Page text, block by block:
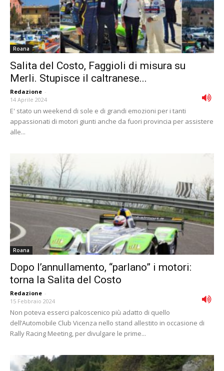
Roana
Salita del Costo, Faggioli di misura su
Merli. Stupisce il caltranese...
Redazione -
14 Aprile 2024
E' stato un weekend di sole e di grandi emozioni per i tanti
appassionati di motori giunti anche da fuori provincia per assistere
alle...
Roana
Dopo l’annullamento, “parlano” i motori:
torna la Salita del Costo
Redazione -
15 Febbraio 2024
Non poteva esserci palcoscenico più adatto di quello
dell’Automobile Club Vicenza nello stand allestito in occasione di
Rally Racing Meeting, per divulgare le prime...